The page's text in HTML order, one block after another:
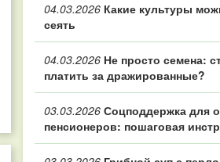
04.03.2026 Какие культуры
сеять
04.03.2026 Не просто семена:
платить за дражированные?
03.03.2026 Соцподдержка для
пенсионеров: пошаговая